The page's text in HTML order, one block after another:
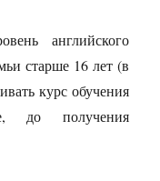
английского
старше 16 лет (в
курс обучения
до получения